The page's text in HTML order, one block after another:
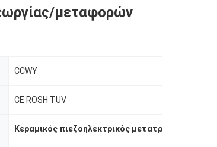
μεταφορών
CCWY
CE ROSH TUV
Κεραμικός πιεζοηλεκτρικός μετατροπέας